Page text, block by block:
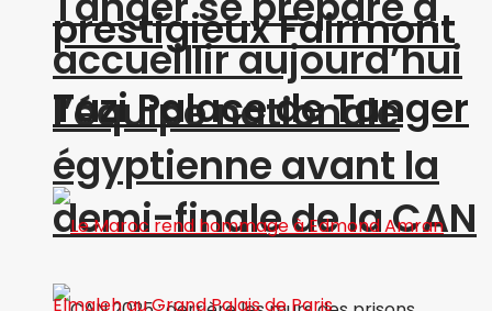
accueillir aujourd’hui
l’équipe nationale
égyptienne avant la
demi-finale de la CAN
prestigieux Fairmont
Tazi Palace de Tanger